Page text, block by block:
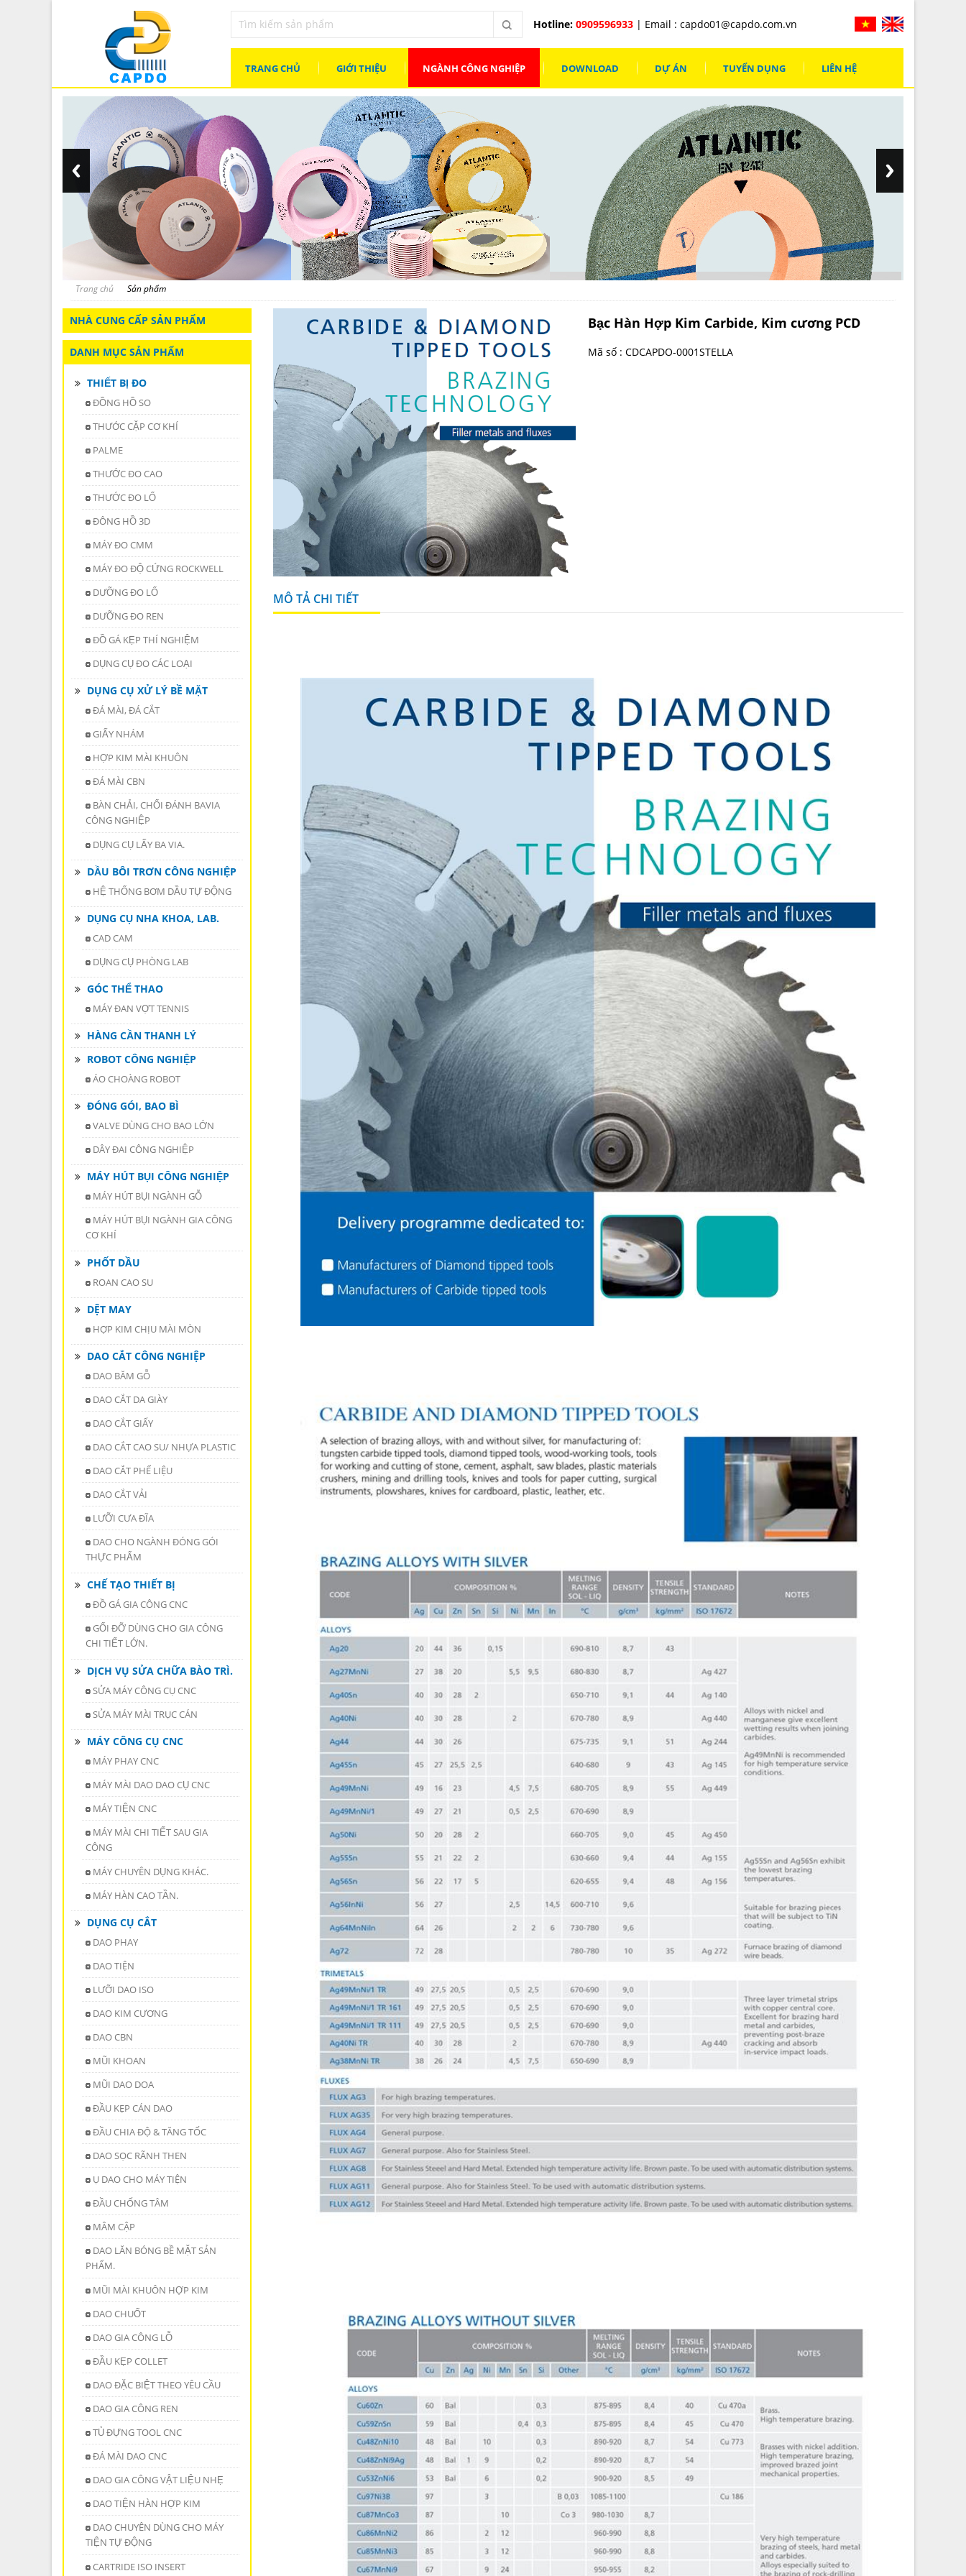
Hotline:0909596933 | Email :capdo01@capdo.com.vn
TRANG CHỦ GIỚI THIỆU NGÀNH CÔNG NGHIỆP DOWNLOAD DỰ ÁN TUYỂN DỤNG LIÊN HỆ
Trang chủ Sản phẩm
NHÀ CUNG CẤP SẢN PHẨM
DANH MỤC SẢN PHẨM
THIẾT BỊ ĐO
ĐỒNG HỒ SO
THƯỚC CẶP CƠ KHÍ
PALME
THƯỚC ĐO CAO
THƯỚC ĐO LỔ
ĐÔNG HỒ 3D
MÁY ĐO CMM
MÁY ĐO ĐỘ CỨNG ROCKWELL
DƯỠNG ĐO LỔ
DƯỠNG ĐO REN
ĐỒ GÁ KẸP THÍ NGHIỆM
DỤNG CỤ ĐO CÁC LOẠI
DỤNG CỤ XỬ LÝ BỀ MẶT
ĐÁ MÀI, ĐÁ CẮT
GIẤY NHÁM
HỢP KIM MÀI KHUÔN
ĐÁ MÀI CBN
BÀN CHẢI, CHỔI ĐÁNH BAVIA
CÔNG NGHIỆP
DỤNG CỤ LẤY BA VIA.
DẦU BÔI TRƠN CÔNG NGHIỆP
HỆ THỐNG BƠM DẦU TỰ ĐỘNG
DỤNG CỤ NHA KHOA, LAB.
CAD CAM
DỤNG CỤ PHÒNG LAB
GÓC THỂ THAO
MÁY ĐAN VỢT TENNIS
HÀNG CẦN THANH LÝ
ROBOT CÔNG NGHIỆP
ÁO CHOÀNG ROBOT
ĐÓNG GÓI, BAO BÌ
VALVE DÙNG CHO BAO LỚN
DÂY ĐAI CÔNG NGHIỆP
MÁY HÚT BỤI CÔNG NGHIỆP
MÁY HÚT BỤI NGÀNH GỖ
MÁY HÚT BỤI NGÀNH GIA CÔNG
CƠ KHÍ
PHỐT DẦU
ROAN CAO SU
DỆT MAY
HỢP KIM CHỊU MÀI MÒN
DAO CẮT CÔNG NGHIỆP
DAO BĂM GỖ
DAO CẮT DA GIÀY
DAO CẮT GIẤY
DAO CẮT CAO SU/ NHỰA PLASTIC
DAO CẮT PHẾ LIỆU
DAO CẮT VẢI
LƯỠI CƯA ĐĨA
DAO CHO NGÀNH ĐÓNG GÓI
THỰC PHẨM
CHẾ TẠO THIẾT BỊ
ĐỒ GÁ GIA CÔNG CNC
GỐI ĐỠ DÙNG CHO GIA CÔNG
CHI TIẾT LỚN.
DỊCH VỤ SỬA CHỮA BÀO TRÌ.
SỬA MÁY CÔNG CỤ CNC
SỬA MÁY MÀI TRỤC CÁN
MÁY CÔNG CỤ CNC
MÁY PHAY CNC
MÁY MÀI DAO DAO CỤ CNC
MÁY TIỆN CNC
MÁY MÀI CHI TIẾT SAU GIA
CÔNG
MÁY CHUYÊN DỤNG KHÁC.
MÁY HÀN CAO TẦN.
DỤNG CỤ CẮT
DAO PHAY
DAO TIỆN
LƯỠI DAO ISO
DAO KIM CƯƠNG
DAO CBN
MŨI KHOAN
MŨI DAO DOA
ĐẦU KẸP CÁN DAO
ĐẦU CHIA ĐỘ & TĂNG TỐC
DAO SỌC RÃNH THEN
Ụ DAO CHO MÁY TIỆN
ĐẦU CHỐNG TÂM
MÂM CẬP
DAO LĂN BÓNG BỀ MẶT SẢN
PHẨM.
MŨI MÀI KHUÔN HỢP KIM
DAO CHUỐT
DAO GIA CÔNG LỖ
ĐẦU KẸP COLLET
DAO ĐẶC BIỆT THEO YÊU CẦU
DAO GIA CÔNG REN
TỦ ĐỰNG TOOL CNC
ĐÁ MÀI DAO CNC
DAO GIA CÔNG VẬT LIỆU NHẸ
DAO TIỆN HÀN HỢP KIM
DAO CHUYÊN DÙNG CHO MÁY
TIỆN TỰ ĐỘNG
CARTRIDE ISO INSERT
Bạc Hàn Hợp Kim Carbide, Kim cương PCD
Mã số :CDCAPDO-0001STELLA
MÔ TẢ CHI TIẾT